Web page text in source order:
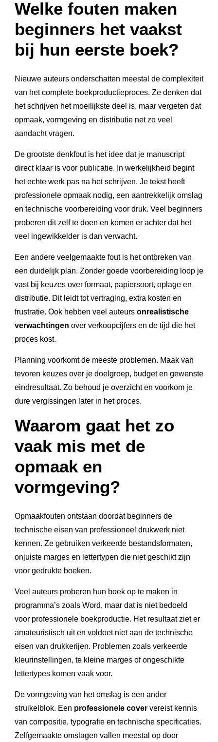
Welke fouten maken
beginners het vaakst
bij hun eerste boek?
Nieuwe auteurs onderschatten meestal de complexiteit
van het complete boekproductieproces. Ze denken dat
het schrijven het moeilijkste deel is, maar vergeten dat
opmaak, vormgeving en distributie net zo veel
aandacht vragen.
De grootste denkfout is het idee dat je manuscript
direct klaar is voor publicatie. In werkelijkheid begint
het echte werk pas na het schrijven. Je tekst heeft
professionele opmaak nodig, een aantrekkelijk omslag
en technische voorbereiding voor druk. Veel beginners
proberen dit zelf te doen en komen er achter dat het
veel ingewikkelder is dan verwacht.
Een andere veelgemaakte fout is het ontbreken van
een duidelijk plan. Zonder goede voorbereiding loop je
vast bij keuzes over formaat, papiersoort, oplage en
distributie. Dit leidt tot vertraging, extra kosten en
frustratie. Ook hebben veel auteurs onrealistische
verwachtingen over verkoopcijfers en de tijd die het
proces kost.
Planning voorkomt de meeste problemen. Maak van
tevoren keuzes over je doelgroep, budget en gewenste
eindresultaat. Zo behoud je overzicht en voorkom je
dure vergissingen later in het proces.
Waarom gaat het zo
vaak mis met de
opmaak en
vormgeving?
Opmaakfouten ontstaan doordat beginners de
technische eisen van professioneel drukwerk niet
kennen. Ze gebruiken verkeerde bestandsformaten,
onjuiste marges en lettertypen die niet geschikt zijn
voor gedrukte boeken.
Veel auteurs proberen hun boek op te maken in
programma’s zoals Word, maar dat is niet bedoeld
voor professionele boekproductie. Het resultaat ziet er
amateuristisch uit en voldoet niet aan de technische
eisen van drukkerijen. Problemen zoals verkeerde
kleurinstellingen, te kleine marges of ongeschikte
lettertypes komen vaak voor.
De vormgeving van het omslag is een ander
struikelblok. Een professionele cover vereist kennis
van compositie, typografie en technische specificaties.
Zelfgemaakte omslagen vallen meestal op door